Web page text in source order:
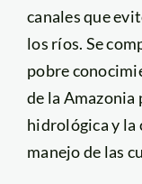
canales que
los ríos. Se
pobre
de la
hidrológica y la
manejo de las